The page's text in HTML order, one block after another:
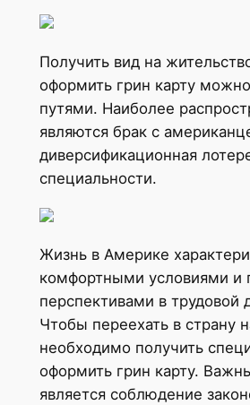
Получить вид на
оформить грин карту
путями. Наиболее
являются брак с
диверсификационная
специальности.
Жизнь в Америке
комфортными условиями и
перспективами в трудовой
Чтобы переехать в страну
необходимо получить
оформить грин карту.
является соблюдение